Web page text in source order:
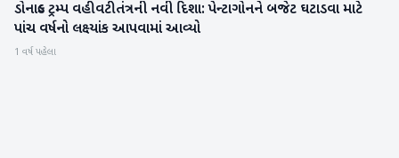
આંતરરાષ્ટ્રીય
ડોનાલ્ડ ટ્રમ્પ વહીવટીતંત્રની નવી દિશા: પેન્ટાગોનને બજેટ ઘટાડવા માટે
પાંચ વર્ષનો લક્ષ્યાંક આપવામાં આવ્યો
1 વર્ષ પહેલા